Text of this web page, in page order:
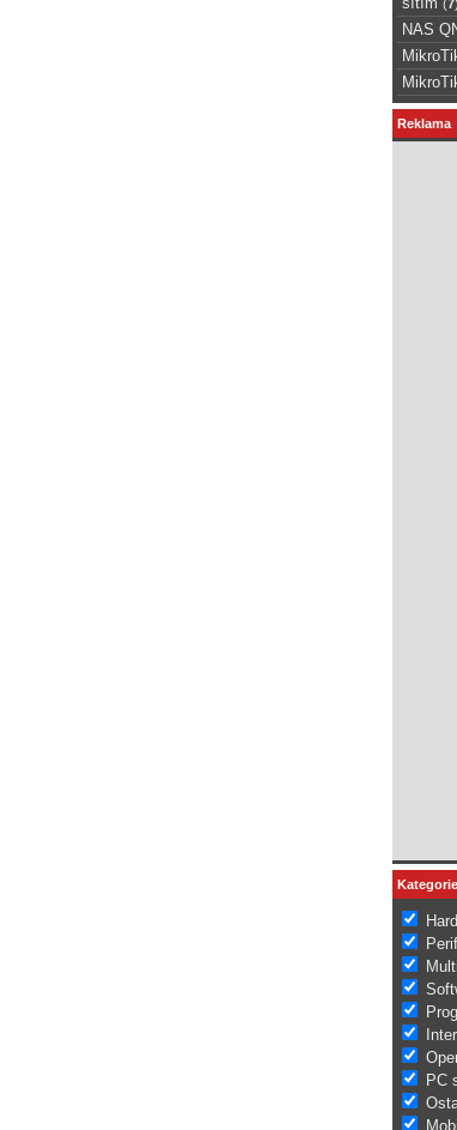
(7)
NAS
Reklama
Kategorie
PC